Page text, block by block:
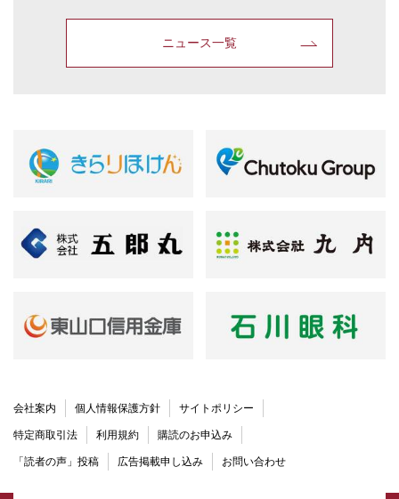
ニュース一覧
会社案内 個人情報保護方針 サイトポリシー
特定商取引法 利用規約 購読のお申込み
「読者の声」投稿 広告掲載申し込み お問い合わせ